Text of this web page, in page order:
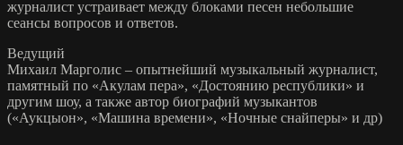
журналист устраивает между блоками песен небольшие
сеансы вопросов и ответов.
Ведущий
Михаил Марголис – опытнейший музыкальный журналист,
памятный по «Акулам пера», «Достоянию республики» и
другим шоу, а также автор биографий музыкантов
(«Аукцыон», «Машина времени», «Ночные снайперы» и др)